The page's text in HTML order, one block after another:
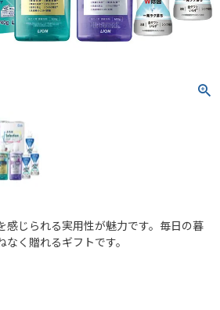
感じられる実用性が魅力です。毎日の暮
く贈れるギフトです。